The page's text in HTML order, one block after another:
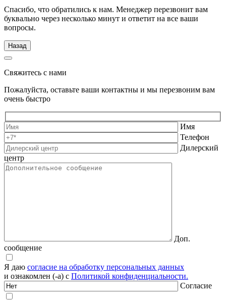
Спасибо, что обратились к нам. Менеджер перезвонит вам
буквально через несколько минут и ответит на все ваши
вопросы.
Назад
Свяжитесь с нами
Пожалуйста, оставьте ваши контактны и мы перезвоним вам
очень быстро
Имя
Телефон
Дилерский
центр
Доп.
сообщение
Я даю согласие на обработку персональных данных
и ознакомлен (-а) с Политикой конфиденциальности.
Согласие